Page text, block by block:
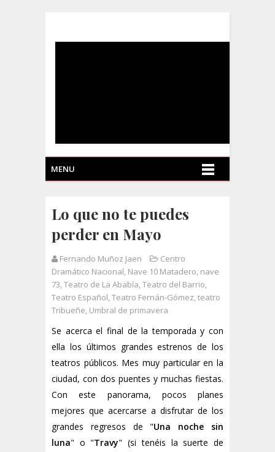
MENU
Lo que no te puedes
perder en Mayo
Fernando Muñoz Jaen
Centro
Dramático Nacional, Nave 10 Matadero, nave
73,Teatro de La Ababía,Teatro del Barrio,
Teatro Español,Teatro Fernán-Gómez,teatro
Tribueñe, Umbral de primavera
Se acerca el final de la temporada y con
ella los últimos grandes estrenos de los
teatros públicos. Mes muy particular en la
ciudad, con dos puentes y muchas fiestas.
Con este panorama, pocos planes
mejores que acercarse a disfrutar de los
grandes regresos de "Una noche sin
luna" o "Travy" (si tenéis la suerte de